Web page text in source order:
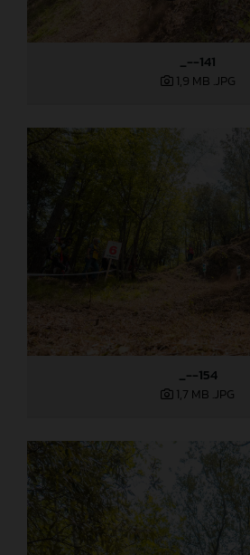
_--141
1,9 MB .JPG
_--154
1,7 MB .JPG